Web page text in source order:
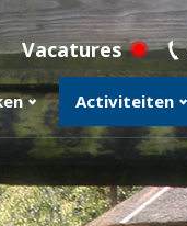
Vacatures
Activiteiten